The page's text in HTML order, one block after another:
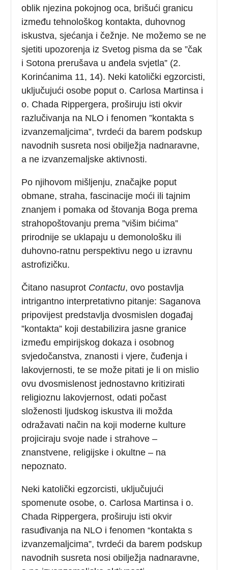
oblik njezina pokojnog oca, brišući granicu
između tehnološkog kontakta, duhovnog
iskustva, sjećanja i čežnje. Ne možemo se ne
sjetiti upozorenja iz Svetog pisma da se ”čak
i Sotona prerušava u anđela svjetla” (2.
Korinćanima 11, 14). Neki katolički egzorcisti,
uključujući osobe poput o. Carlosa Martinsa i
o. Chada Rippergera, proširuju isti okvir
razlučivanja na NLO i fenomen ”kontakta s
izvanzemaljcima”, tvrdeći da barem podskup
navodnih susreta nosi obilježja nadnaravne,
a ne izvanzemaljske aktivnosti.
Po njihovom mišljenju, značajke poput
obmane, straha, fascinacije moći ili tajnim
znanjem i pomaka od štovanja Boga prema
strahopoštovanju prema ”višim bićima”
prirodnije se uklapaju u demonološku ili
duhovno-ratnu perspektivu nego u izravnu
astrofizičku.
Čitano nasuprot Contactu, ovo postavlja
intrigantno interpretativno pitanje: Saganova
pripovijest predstavlja dvosmislen događaj
”kontakta” koji destabilizira jasne granice
između empirijskog dokaza i osobnog
svjedočanstva, znanosti i vjere, čuđenja i
lakovjernosti, te se može pitati je li on mislio
ovu dvosmislenost jednostavno kritizirati
religioznu lakovjernost, odati počast
složenosti ljudskog iskustva ili možda
odražavati način na koji moderne kulture
projiciraju svoje nade i strahove –
znanstvene, religijske i okultne – na
nepoznato.
Neki katolički egzorcisti, uključujući
spomenute osobe, o. Carlosa Martinsa i o.
Chada Rippergera, proširuju isti okvir
rasuđivanja na NLO i fenomen “kontakta s
izvanzemaljcima”, tvrdeći da barem podskup
navodnih susreta nosi obilježja nadnaravne,